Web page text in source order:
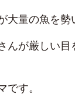
大量の魚を勢
んが厳しい
です。